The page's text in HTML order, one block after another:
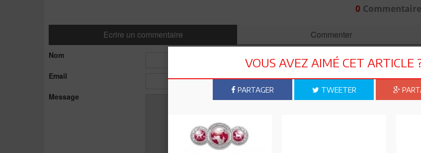
0
Ecrire un commentaire Commenter
Nom
Email
Message
VOUS AVEZ AIMÉ CET ARTICLE
PARTAGER TWEETER